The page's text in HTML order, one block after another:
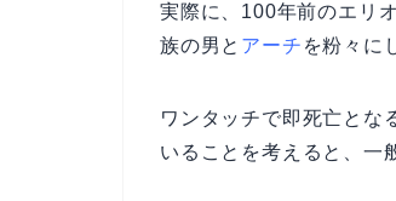
実際に、100年前のエリ
族の男と アーチ を粉々に
ワンタッチで即死亡とな
いることを考えると、一